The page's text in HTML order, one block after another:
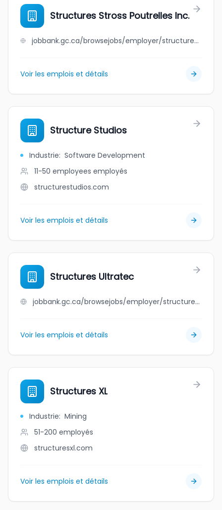
Structures Stross Poutrelles Inc.
jobbank.gc.ca/browsejobs/employer/structures+stross+poutrelles+inc./ca
Voir les emplois et détails
Structure Studios
Industrie: Software Development
11-50 employees employés
structurestudios.com
Voir les emplois et détails
Structures Ultratec
jobbank.gc.ca/browsejobs/employer/structures+ultratec/ca
Voir les emplois et détails
Structures XL
Industrie: Mining
51-200 employés
structuresxl.com
Voir les emplois et détails